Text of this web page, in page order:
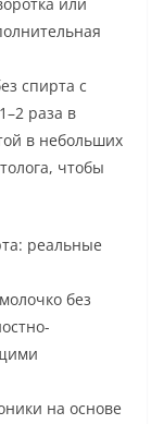
спирта с
раза в
в небольших
чтобы
реальные
без
на основе